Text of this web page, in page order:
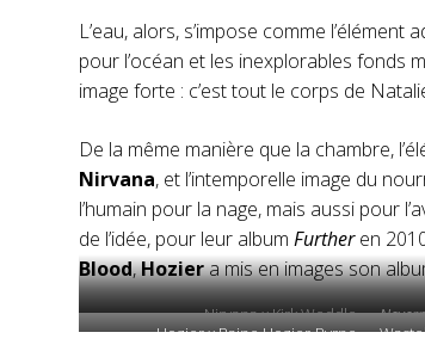
L’eau, alors, s’impose comme
pour l’océan et les inexplorables fonds
image forte : c’est tout le corps de
De la même manière que la chambre,
Nirvana, et l’intemporelle image du
l’humain pour la nage, mais aussi pour
de l’idée, pour leur album Furtheren
Blood,Hoziera mis en images son
Nirvana x Kirk Weddle —
Hozier x Raine Hozier-Byrne —